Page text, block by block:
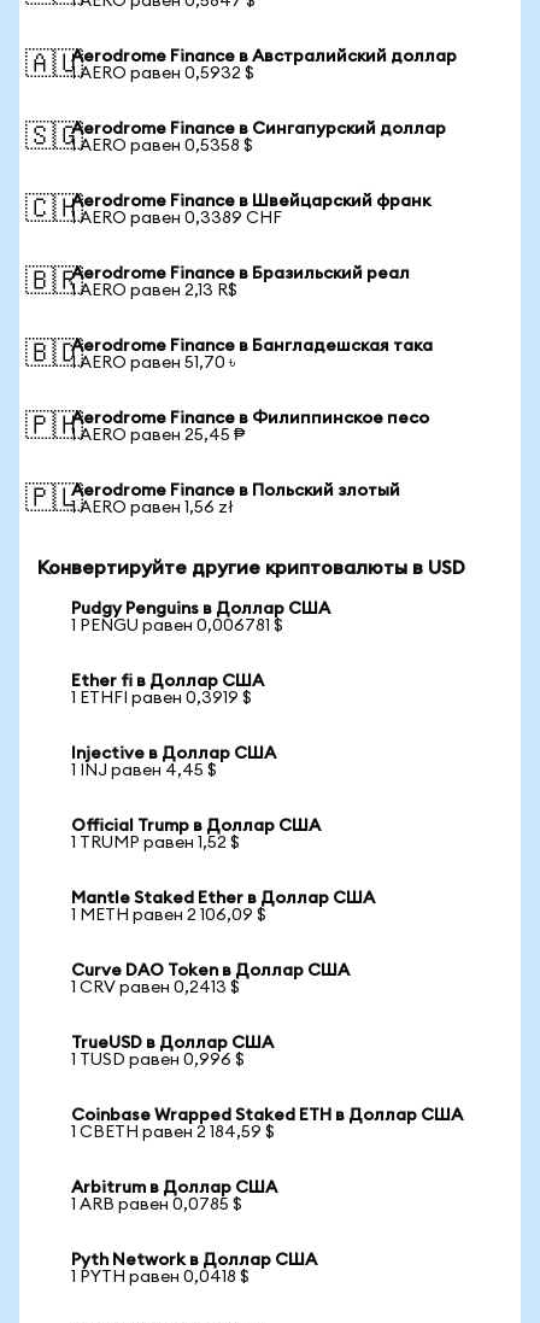
🇦🇺Aerodrome Finance в Австралийский доллар
1 AERO равен 0,5932 $
🇸🇬Aerodrome Finance в Сингапурский доллар
1 AERO равен 0,5358 $
🇨🇭Aerodrome Finance в Швейцарский франк
1 AERO равен 0,3389 CHF
🇧🇷Aerodrome Finance в Бразильский реал
1 AERO равен 2,13 R$
🇧🇩Aerodrome Finance в Бангладешская така
1 AERO равен 51,70 ৳
🇵🇭Aerodrome Finance в Филиппинское песо
1 AERO равен 25,45 ₱
🇵🇱Aerodrome Finance в Польский злотый
1 AERO равен 1,56 zł
Конвертируйте другие криптовалюты в USD
Pudgy Penguins в Доллар США
1 PENGU равен 0,006781 $
Ether fi в Доллар США
1 ETHFI равен 0,3919 $
Injective в Доллар США
1 INJ равен 4,45 $
Official Trump в Доллар США
1 TRUMP равен 1,52 $
Mantle Staked Ether в Доллар США
1 METH равен 2 106,09 $
Curve DAO Token в Доллар США
1 CRV равен 0,2413 $
TrueUSD в Доллар США
1 TUSD равен 0,996 $
Coinbase Wrapped Staked ETH в Доллар США
1 CBETH равен 2 184,59 $
Arbitrum в Доллар США
1 ARB равен 0,0785 $
Pyth Network в Доллар США
1 PYTH равен 0,0418 $